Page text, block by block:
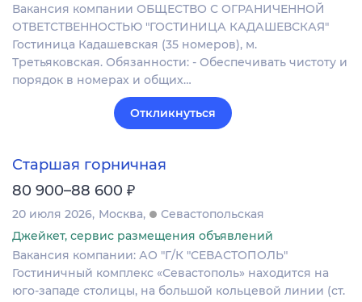
Вакансия компании ОБЩЕСТВО С ОГРАНИЧЕННОЙ
ОТВЕТСТВЕННОСТЬЮ "ГОСТИНИЦА КАДАШЕВСКАЯ"
Гостиница Кадашевская (35 номеров), м.
Третьяковская. Обязанности: - Обеспечивать чистоту и
порядок в номерах и общих…
Откликнуться
Старшая горничная
80 900–88 600 ₽
20 июля 2026 Москва
Севастопольская
Джейкет, сервис размещения объявлений
Вакансия компании: АО "Г/К "СЕВАСТОПОЛЬ"
Гостиничный комплекс «Севастополь» находится на
юго-западе столицы, на большой кольцевой линии (ст.